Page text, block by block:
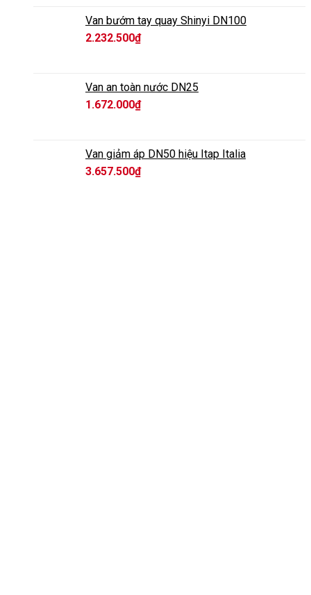
Van bướm tay quay Shinyi DN100
2.232.500₫
Van an toàn nước DN25
1.672.000₫
Van giảm áp DN50 hiệu Itap Italia
3.657.500₫